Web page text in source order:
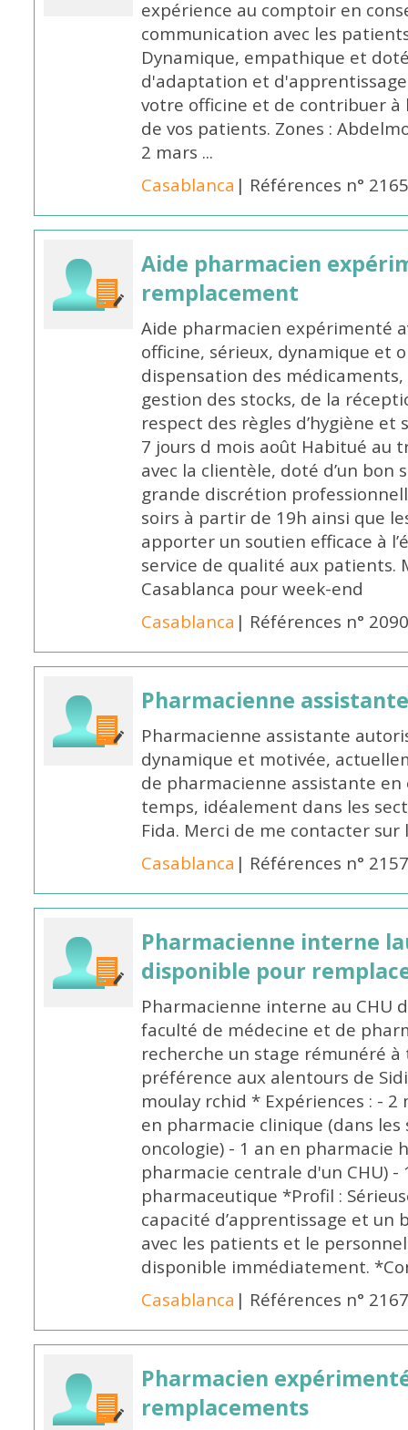
expérience au comptoir en
communication avec les
Dynamique, empathique et
d'adaptation et
votre officine et de contribuer
de vos patients. Zones :
2 mars ...
Casablanca | Références n°
Aide pharmacien
remplacement
Aide pharmacien expérimenté
officine, sérieux, dynamique et
dispensation des
gestion des stocks, de la
respect des règles d’hygiène
7 jours d mois août Habitué au
avec la clientèle, doté d’un bon
grande discrétion
soirs à partir de 19h ainsi que
apporter un soutien efficace à
service de qualité aux patients.
Casablanca pour week-end
Casablanca | Références n°
Pharmacienne
Pharmacienne assistante
dynamique et motivée,
de pharmacienne assistante en
temps, idéalement dans les
Fida. Merci de me contacter sur
Casablanca | Références n°
Pharmacienne interne
disponible pour
Pharmacienne interne au CHU
faculté de médecine et de
recherche un stage rémunéré
préférence aux alentours de
moulay rchid * Expériences : -
en pharmacie clinique (dans les
oncologie) - 1 an en pharmacie
pharmacie centrale d'un CHU)
pharmaceutique *Profil :
capacité d’apprentissage et un
avec les patients et le
disponible immédiatement.
Casablanca | Références n°
Pharmacien
remplacements